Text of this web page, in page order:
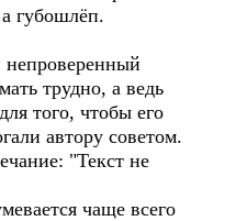
губошлёп.
трудно, а ведь
того, чтобы его
автору советом.
"Текст не
чаще всего